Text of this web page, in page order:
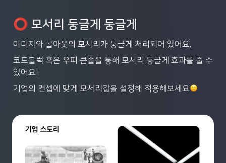
⭕️ 모서리 둥글게 둥글게
이미지와 콜아웃의 모서리가 둥글게 처리되어 있어요.
코드블럭 혹은 우피 콘솔을 통해 모서리 둥글게 효과를 줄 수
있어요!
기업의 컨셉에 맞게 모서리값을 설정해 적용해보세요